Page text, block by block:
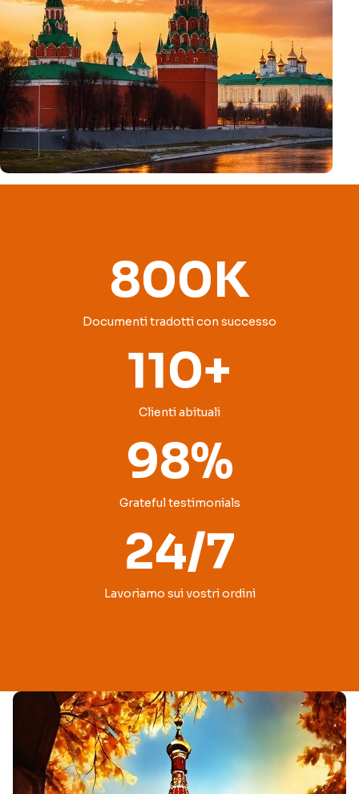
800K
Documenti tradotti con successo
110+
Clienti abituali
98%
Grateful testimonials
24/7
Lavoriamo sui vostri ordini